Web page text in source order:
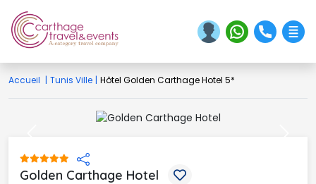
Accueil | Tunis Ville | Hôtel Golden Carthage Hotel 5*
Golden Carthage Hotel